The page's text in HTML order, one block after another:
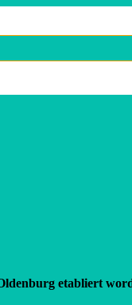
etabliert